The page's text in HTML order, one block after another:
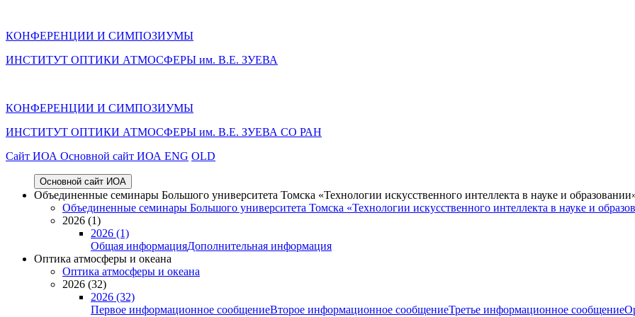
КОНФЕРЕНЦИИ И СИМПОЗИУМЫ
ИНСТИТУТ ОПТИКИ АТМОСФЕРЫ им. В.Е. ЗУЕВА
КОНФЕРЕНЦИИ И СИМПОЗИУМЫ
ИНСТИТУТ ОПТИКИ АТМОСФЕРЫ им. В.Е. ЗУЕВА СО РАН
Cайт ИОА Основной сайт ИОА ENG OLD
Основной сайт ИОА
Объединенные семинары Большого университета Томска «Технологии искусственного интеллекта в науке и
Объединенные семинары Большого университета Томска «Технологии искусственного интеллекта в науке и
2026 (1)
2026 (1)
Общая информацияДополнительная информация
Оптика атмосферы и океана
Оптика атмосферы и океана
2026 (32)
2026 (32)
Первое информационное сообщениеВторое информационное сообщениеТретье информационное сообщение